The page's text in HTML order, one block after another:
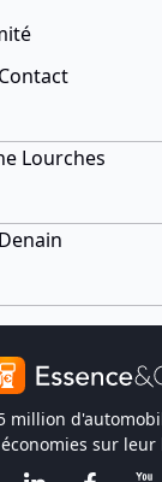
Lourches
million
sur